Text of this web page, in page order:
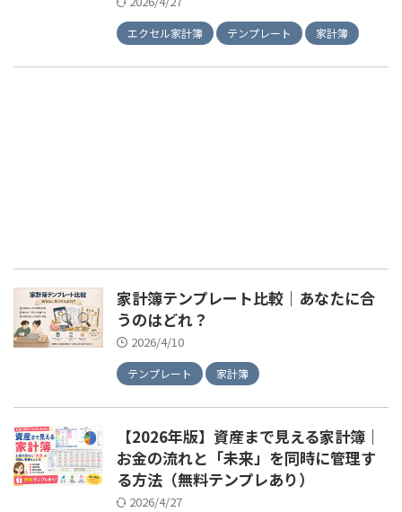
エクセル家計簿 テンプレート 家計簿
家計簿テンプレート比較｜あなたに合
うのはどれ？
2026/4/10
テンプレート 家計簿
【2026年版】資産まで見える家計簿｜
お金の流れと「未来」を同時に管理す
る方法（無料テンプレあり）
2026/4/27